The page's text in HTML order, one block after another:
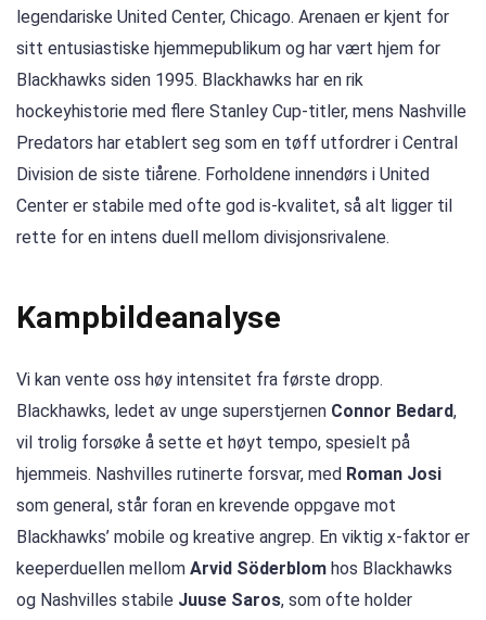
legendariske United Center, Chicago. Arenaen er kjent for
sitt entusiastiske hjemmepublikum og har vært hjem for
Blackhawks siden 1995. Blackhawks har en rik
hockeyhistorie med flere Stanley Cup-titler, mens Nashville
Predators har etablert seg som en tøff utfordrer i Central
Division de siste tiårene. Forholdene innendørs i United
Center er stabile med ofte god is-kvalitet, så alt ligger til
rette for en intens duell mellom divisjonsrivalene.
Kampbildeanalyse
Vi kan vente oss høy intensitet fra første dropp.
Blackhawks, ledet av unge superstjernen Connor Bedard,
vil trolig forsøke å sette et høyt tempo, spesielt på
hjemmeis. Nashvilles rutinerte forsvar, med Roman Josi
som general, står foran en krevende oppgave mot
Blackhawks’ mobile og kreative angrep. En viktig x-faktor er
keeperduellen mellom Arvid Söderblom hos Blackhawks
og Nashvilles stabile Juuse Saros, som ofte holder